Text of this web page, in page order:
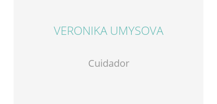
VERONIKA UMYSOVA
Cuidador